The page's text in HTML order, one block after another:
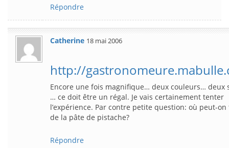
Répondre
Catherine 18 mai 2006
http://
Encore une fois magnifique… deux couleurs… deux
… ce doit être un régal. Je vais certainement tenter
l’expérience. Par contre petite question: où peut-
de la pâte de pistache?
Répondre